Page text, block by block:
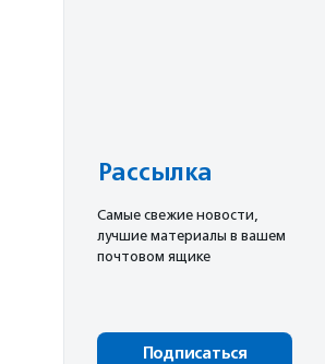
Рассылка
Cамые свежие новости,
лучшие материалы в вашем
почтовом ящике
Подписаться